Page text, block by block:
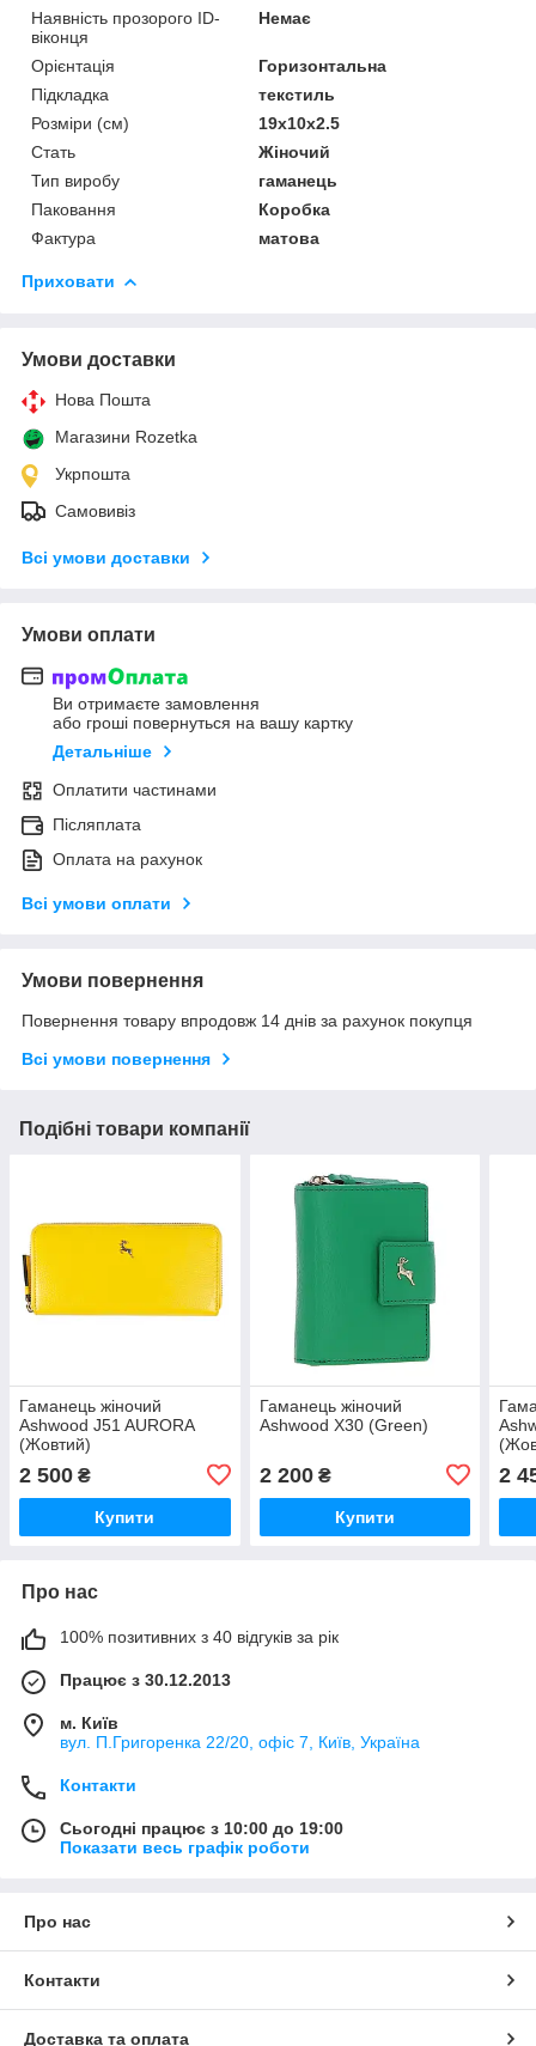
Наявність прозорого ID-
віконця
Немає
Орієнтація
Горизонтальна
Підкладка
текстиль
Розміри (см)
19х10х2.5
Стать
Жіночий
Тип виробу
гаманець
Паковання
Коробка
Фактура
матова
Приховати
Умови доставки
Нова Пошта
Магазини Rozetka
Укрпошта
Самовивіз
Всі умови доставки
Умови оплати
Ви отримаєте замовлення
або гроші повернуться на вашу картку
Детальніше
Оплатити частинами
Післяплата
Оплата на рахунок
Всі умови оплати
Умови повернення
Повернення товару впродовж 14 днів за рахунок покупця
Всі умови повернення
Подібні товари компанії
Гаманець жіночий
Ashwood J51 AURORA
(Жовтий)
2 500 ₴
Купити
Гаманець жіночий
Ashwood X30 (Green)
2 200₴
Купити
2
Про нас
100% позитивних з 40 відгуків за рік
Працює з 30.12.2013
м. Київ
вул. П.Григоренка 22/20, офіс 7, Київ, Україна
Контакти
Сьогодні працює з 10:00 до 19:00
Показати весь графік роботи
Про нас
Контакти
Доставка та оплата